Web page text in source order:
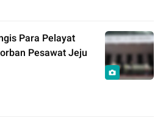
Para Pelayat
Pesawat Jeju